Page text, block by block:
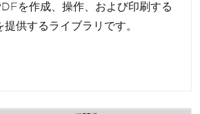
を作成、操作、および印刷する
供するライブラリです。